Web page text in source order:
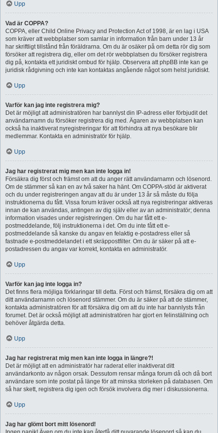
Upp
Vad är COPPA?
COPPA, eller Child Online Privacy and Protection Act of 1998, är en lag i USA
som kräver att webbplatser som samlar in information från barn under 13 år
har skriftligt tillstånd från föräldrarna. Om du är osäker på om detta rör dig som
försöker att registrera dig, eller om det rör webbplatsen du försöker registrera
dig på, kontakta ett juridiskt ombud för hjälp. Observera att phpBB inte kan ge
juridisk rådgivning och inte kan kontaktas angående något som helst juridiskt.
Upp
Varför kan jag inte registrera mig?
Det är möjligt att administratören har bannlyst din IP-adress eller förbjudit det
användarnamn du försöker registrera dig med. Ägaren av webbplatsen kan
också ha inaktiverat nyregistreringar för att förhindra att nya besökare blir
medlemmar. Kontakta en administratör för hjälp.
Upp
Jag har registrerat mig men kan inte logga in!
Försäkra dig först och främst om att du anger rätt användarnamn och lösenord.
Om de stämmer så kan en av två saker ha hänt. Om COPPA-stöd är aktiverat
och du under registreringen angav att du är under 13 år så måste du följa
instruktionerna du fått. Vissa forum kräver också att nya registreringar aktiveras
innan de kan användas, antingen av dig själv eller av an administratör; denna
information visades under registreringen. Om du har fått ett e-
postmeddelande, följ instruktionerna i det. Om du inte fått ett e-
postmeddelande så kanske du angav en felaktig e-postadress eller så
fastnade e-postmeddelandet i ett skräppostfilter. Om du är säker på att e-
postadressen du angav var korrekt, kontakta en administratör.
Upp
Varför kan jag inte logga in?
Det finns flera möjliga förklaringar till detta. Först och främst, försäkra dig om att
ditt användarnamn och lösenord stämmer. Om du är säker på att de stämmer,
kontakta administratören för att försäkra dig om att du inte har bannlysts från
forumet. Det är också möjligt att administratören har gjort en felinställning och
behöver åtgärda detta.
Upp
Jag har registrerat mig men kan inte logga in längre?!
Det är möjligt att en administratör har raderat eller inaktiverat ditt
användarkonto av någon orsak. Dessutom rensar många forum då och då bort
användare som inte postat på länge för att minska storleken på databasen. Om
så har skett, registrera dig igen och försök involvera dig mer i diskussionerna.
Upp
Jag har glömt bort mitt lösenord!